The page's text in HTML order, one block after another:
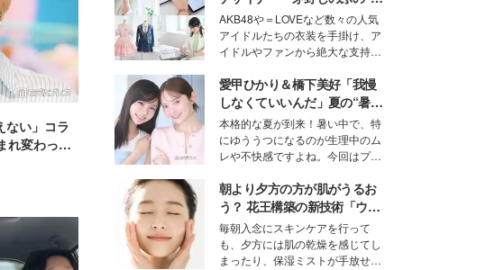
ない」コラ
れ変わって
めて注目する人が増えている様
子。今回は、そんな憧れの艶やか
な髪を日常で叶える、美容好きの
女性たちのヘアケア事情を紹介し
ます。
愛い”を作る美学＜「シチズン
クロスシー」インタビュー＞
AKB48や＝LOVEなど数々の人気
アイドルたちの衣装を手掛け、ア
イドルやファンから絶大な支持を
取締役兼クリエイティブディレク
ター・茅野しのぶ。一人ひとりの
個性に寄り添い、魅力を引き出す
衣装作りは、多くの女性たちに勇
気と自信を与え続けている。
愛甲ひかり＆橋下美好「我慢
しなくていいんだ」夏の“暑さ
対策”の新しい選択肢とは？
本格的な夏が到来！暑い中で、特
にゆううつになるのが生理中のム
レや不快感ですよね。今回はプラ
モデル・愛甲ひかりさんと橋下美
好さんを迎えて本音で女子会トー
ク。猛暑のお出かけを快適に過ご
すヒントや、2人が感動した夏の
生理の新常識にも迫りました。
朝より夕方の方が肌がうるお
う？ 花王構築の新技術「ウォ
ーターキャプチャリングスキ
ン（捕水肌）」がスキンケア
の常識を変える予感
毎朝入念にスキンケアを行って
も、夕方には肌の乾燥を感じてし
まったり、保湿ミストが手放せな